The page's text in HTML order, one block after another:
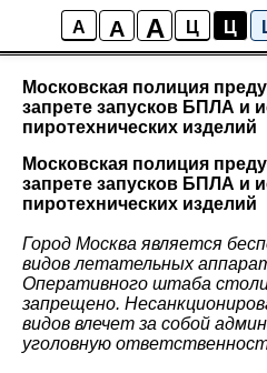
A A A Ц Ц
Новости
Московская полиция
запрете запусков БПЛА и
пиротехнических изделий
Московская полиция
запрете запусков БПЛА и
пиротехнических изделий
Город Москва является
видов летательных
Оперативного штаба
запрещено.
видов влечет за собой
уголовную